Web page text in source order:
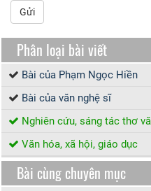
Gửi
Phân loại bài viết
Bài của Phạm Ngọc Hiền
Bài của văn nghệ sĩ
Nghiên cứu, sáng tác thơ
Văn hóa, xã hội, giáo dục
Bài cùng chuyên mục